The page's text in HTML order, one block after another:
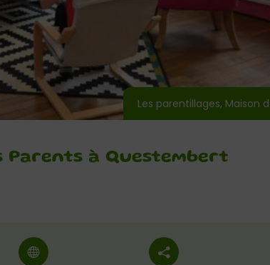
à Questembert
Les parentillages, Maison